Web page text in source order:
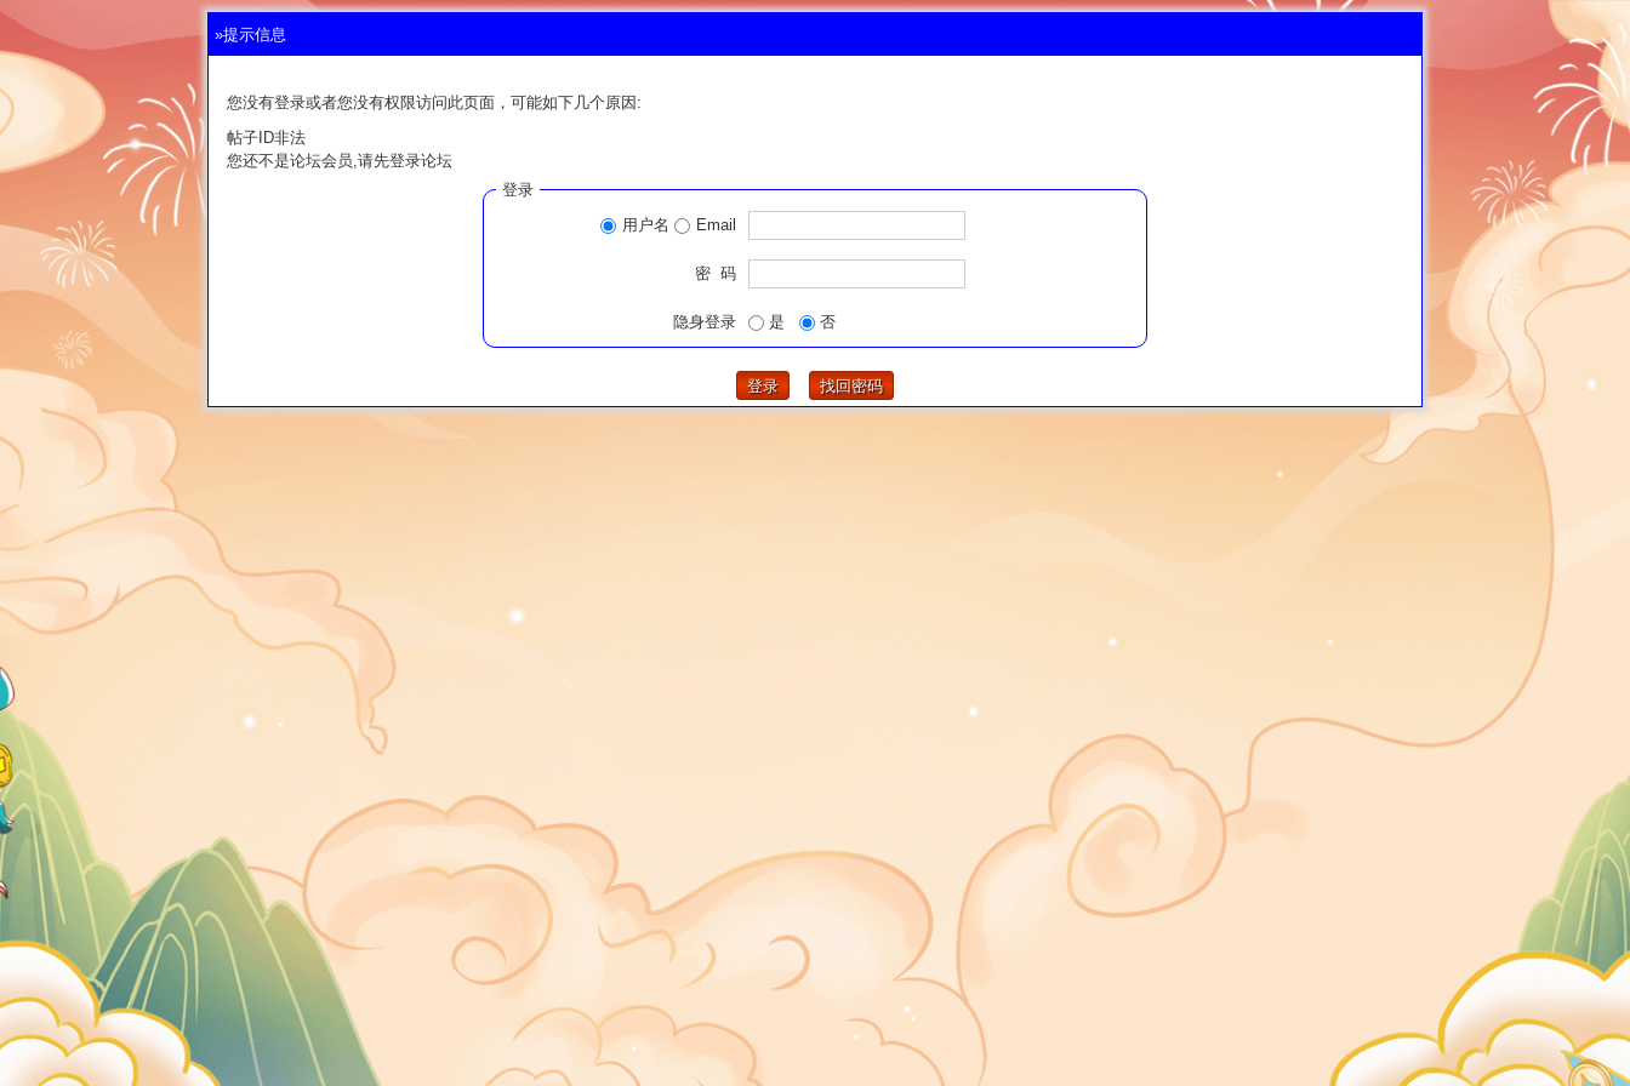
»提示信息
您没有登录或者您没有权限访问此页面，可能如下几个原因:
帖子ID非法
您还不是论坛会员,请先登录论坛
登录
用户名
Email
密 码
隐身登录 是 否